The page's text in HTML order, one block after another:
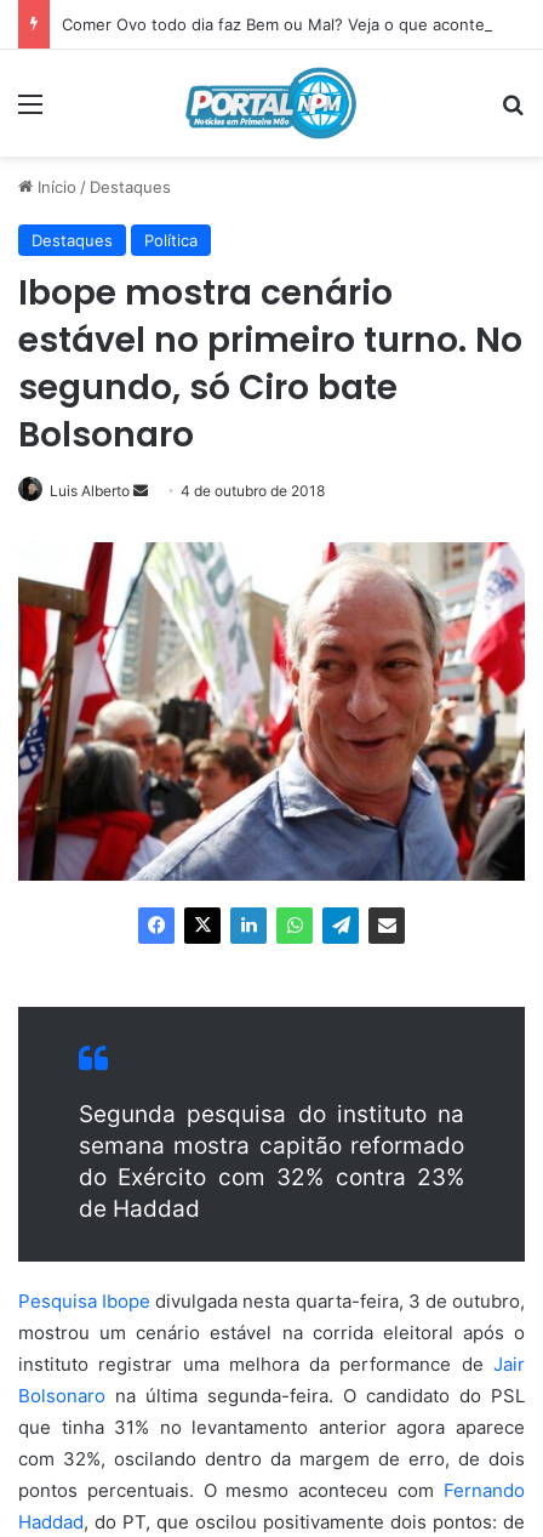
Início / Destaques
Destaques Política
Ibope mostra cenário
estável no primeiro turno. No
segundo, só Ciro bate
Bolsonaro
Luis Alberto
Mande
e-
mail
4 de outubro de 2018
Segunda pesquisa do instituto na
semana mostra capitão reformado
do Exército com 32% contra 23%
de Haddad
Pesquisa Ibope divulgada nesta quarta-feira, 3 de outubro,
mostrou um cenário estável na corrida eleitoral após o
instituto registrar uma melhora da performance de Jair
Bolsonaro na última segunda-feira. O candidato do PSL
que tinha 31% no levantamento anterior agora aparece
com 32%, oscilando dentro da margem de erro, de dois
pontos percentuais. O mesmo aconteceu com Fernando
Haddad, do PT, que oscilou positivamente dois pontos: de